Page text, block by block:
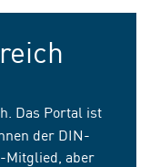
Das Portal ist
der DIN-
Mitglied, aber